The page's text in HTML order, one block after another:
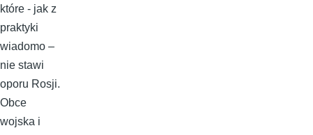
które - jak z
praktyki
wiadomo –
nie stawi
oporu Rosji.
Obce
wojska i